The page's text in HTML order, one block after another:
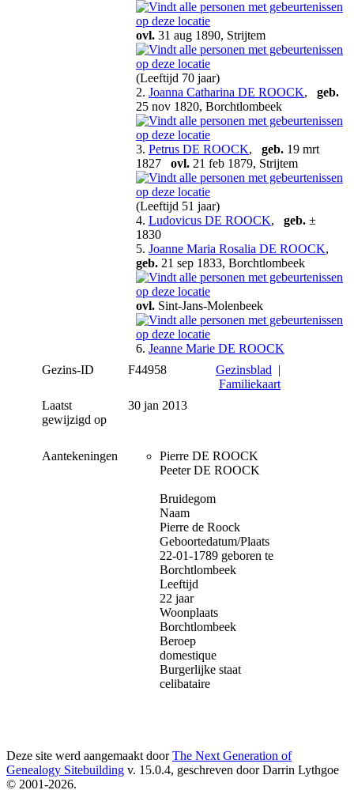
ovl. 31 aug 1890, Strijtem
(Leeftijd 70 jaar)
2. Joanna Catharina DE ROOCK, geb.
25 nov 1820, Borchtlombeek
3. Petrus DE ROOCK, geb. 19 mrt
1827 ovl. 21 feb 1879, Strijtem
(Leeftijd 51 jaar)
4. Ludovicus DE ROOCK, geb. ±
1830
5. Joanne Maria Rosalia DE ROOCK,
geb. 21 sep 1833, Borchtlombeek
ovl. Sint-Jans-Molenbeek
6. Jeanne Marie DE ROOCK
Gezins-ID
F44958 Gezinsblad |
Familiekaart
Laatst
gewijzigd op
30 jan 2013
Aantekeningen
Pierre DE ROOCK
Peeter DE ROOCK
Bruidegom
Naam
Pierre de Roock
Geboortedatum/Plaats
22-01-1789 geboren te
Borchtlombeek
Leeftijd
22 jaar
Woonplaats
Borchtlombeek
Beroep
domestique
Burgerlijke staat
celibataire
Deze site werd aangemaakt doorThe Next Generation of
Genealogy Sitebuilding v. 15.0.4, geschreven door Darrin Lythgoe
© 2001-2026.